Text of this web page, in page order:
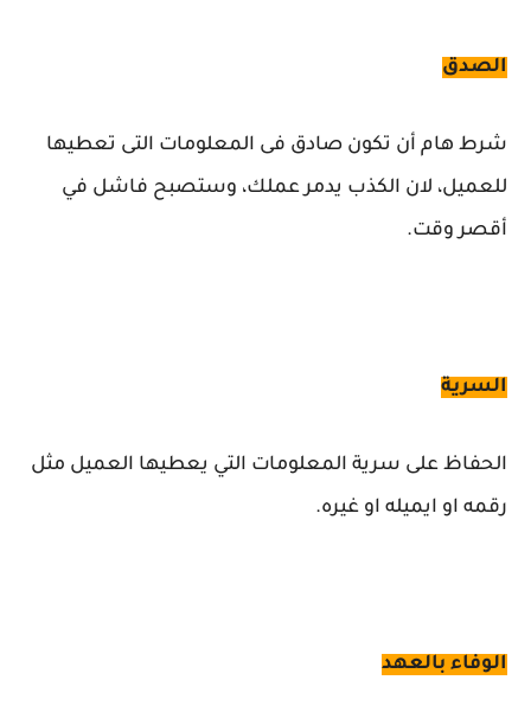
الصدق
شرط هام أن تكون صادق فى المعلومات التى تعطيها
للعميل، لان الكذب يدمر عملك، وستصبح فاشل في
أقصر وقت.
السرية
الحفاظ على سرية المعلومات التي يعطيها العميل مثل
رقمه او ايميله او غيره.
الوفاء بالعهد